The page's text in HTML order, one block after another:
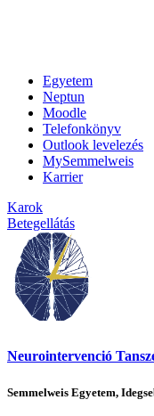
Egyetem
Neptun
Moodle
Telefonkönyv
Outlook levelezés
MySemmelweis
Karrier
Karok
Betegellátás
Neurointervenció
Semmelweis Egyetem,